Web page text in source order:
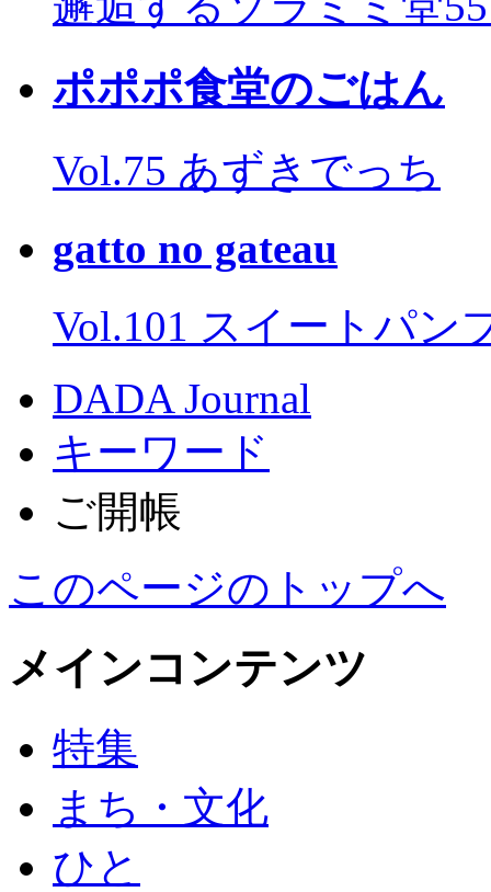
ポポポ食堂のごはん
Vol.75 あずきでっち
gatto no gateau
Vol.101 スイートパン
DADA Journal
キーワード
ご開帳
このページのトップへ
メインコンテンツ
特集
まち・文化
ひと